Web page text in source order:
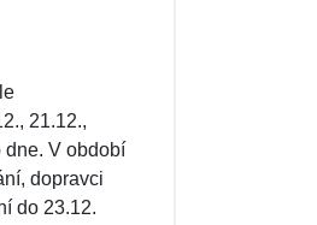
21.12.,
dne. V období
dopravci
do 23.12.